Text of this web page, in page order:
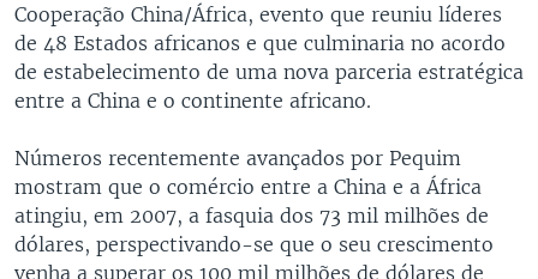
Cooperação China/África, evento que reuniu líderes
de 48 Estados africanos e que culminaria no acordo
de estabelecimento de uma nova parceria estratégica
entre a China e o continente africano.
Números recentemente avançados por Pequim
mostram que o comércio entre a China e a África
atingiu, em 2007, a fasquia dos 73 mil milhões de
dólares, perspectivando-se que o seu crescimento
venha a superar os 100 mil milhões de dólares de